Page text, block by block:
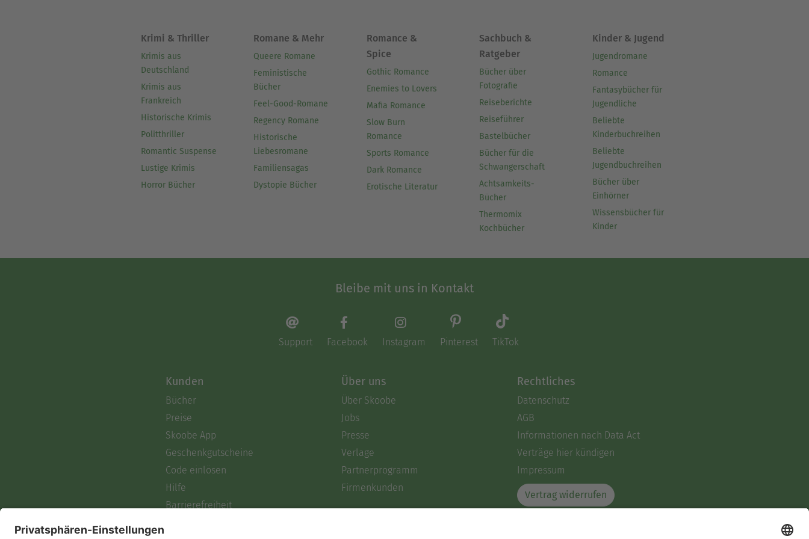
Krimi & Thriller
Krimis aus
Deutschland
Krimis aus
Frankreich
Historische Krimis
Politthriller
Romantic Suspense
Lustige Krimis
Horror Bücher
Romane & Mehr
Queere Romane
Feministische
Bücher
Feel-Good-Romane
Regency Romane
Historische
Liebesromane
Familiensagas
Dystopie Bücher
Romance &
Spice
Gothic Romance
Enemies to Lovers
Mafia Romance
Slow Burn
Romance
Sports Romance
Dark Romance
Erotische Literatur
Sachbuch &
Ratgeber
Bücher über
Fotografie
Reiseberichte
Reiseführer
Bastelbücher
Bücher für die
Schwangerschaft
Achtsamkeits-
Bücher
Thermomix
Kochbücher
Kinder & Jugend
Jugendromane
Romance
Fantasybücher für
Jugendliche
Beliebte
Kinderbuchreihen
Beliebte
Jugendbuchreihen
Bücher über
Einhörner
Wissensbücher für
Kinder
Bleibe mit uns in Kontakt
Support Facebook Instagram Pinterest TikTok
Kunden
Bücher
Preise
Skoobe App
Geschenkgutscheine
Code einlösen
Hilfe
Barrierefreiheit
Über uns
Über Skoobe
Jobs
Presse
Verlage
Partnerprogramm
Firmenkunden
Rechtliches
Datenschutz
AGB
Informationen nach Data Act
Verträge hier kündigen
Impressum
Vertrag widerrufen